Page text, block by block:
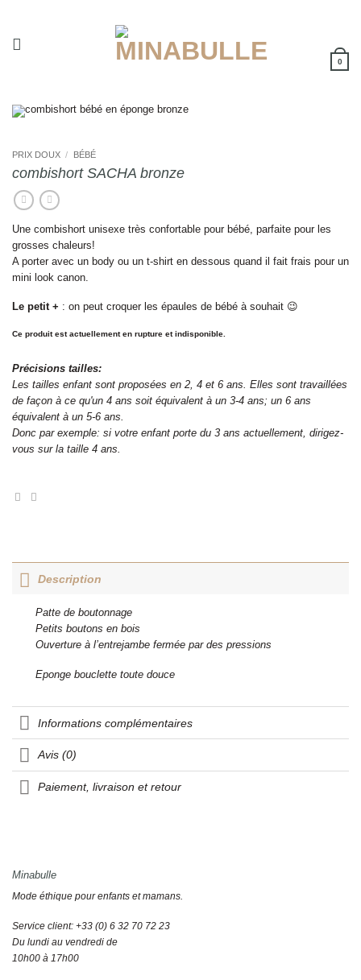
contenu
0
PRIX DOUX / BÉBÉ
combishort SACHA bronze
Une combishort unisexe très confortable pour bébé, parfaite pour les
grosses chaleurs!
A porter avec un body ou un t-shirt en dessous quand il fait frais pour un
mini look canon.
Le petit + : on peut croquer les épaules de bébé à souhait 😉
Ce produit est actuellement en rupture et indisponible.
Précisions tailles:
Les tailles enfant sont proposées en 2, 4 et 6 ans. Elles sont travaillées
de façon à ce qu'un 4 ans soit équivalent à un 3-4 ans; un 6 ans
équivalent à un 5-6 ans.
Donc par exemple: si votre enfant porte du 3 ans actuellement, dirigez-
vous sur la taille 4 ans.
Description
Patte de boutonnage
Petits boutons en bois
Ouverture à l’entrejambe fermée par des pressions
Eponge bouclette toute douce
Informations complémentaires
Avis (0)
Paiement, livraison et retour
Minabulle
Mode éthique pour enfants et mamans.
Service client: +33 (0) 6 32 70 72 23
Du lundi au vendredi de
10h00 à 17h00